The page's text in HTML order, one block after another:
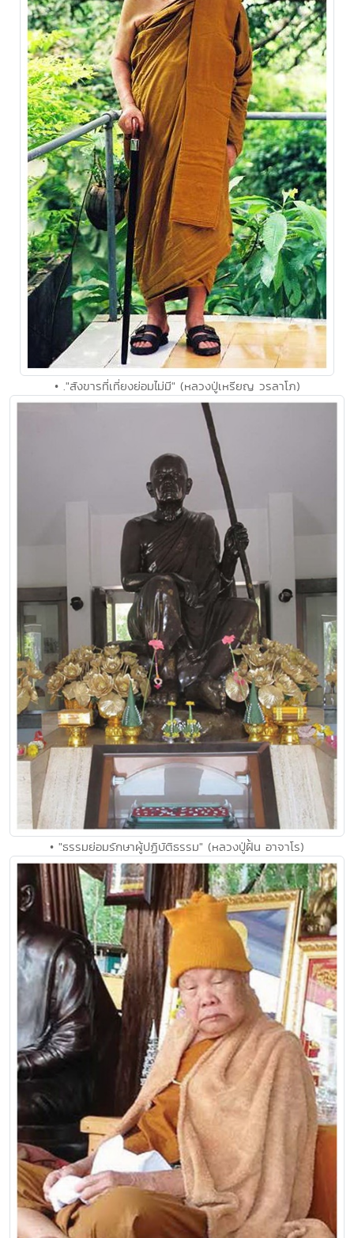
• ."สังขารที่เที่ยงย่อมไม่มี" (หลวงปู่เหรียญ วรลาโภ)
• "ธรรมย่อมรักษาผู้ปฏิบัติธรรม" (หลวงปู่ฝั้น อาจาโร)